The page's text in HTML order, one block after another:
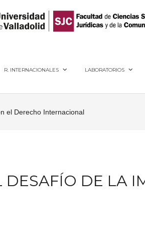
R. INTERNACIONALES LABORATORIOS
el Derecho Internacional
DE LA